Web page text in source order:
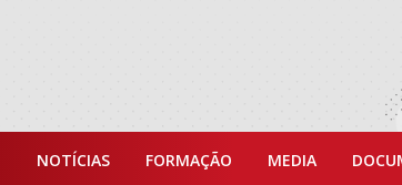
NOTÍCIAS FORMAÇÃO MEDIA